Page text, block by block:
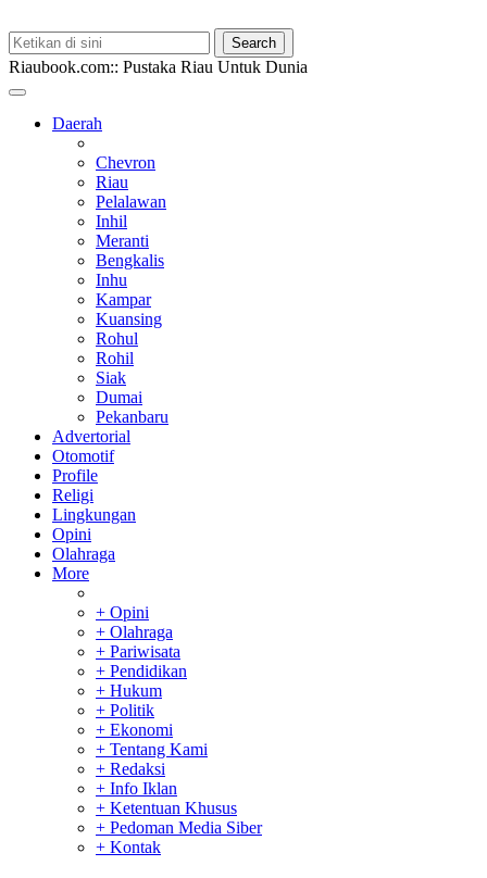
Riaubook.com:: Pustaka Riau Untuk Dunia
Daerah
Chevron
Riau
Pelalawan
Inhil
Meranti
Bengkalis
Inhu
Kampar
Kuansing
Rohul
Rohil
Siak
Dumai
Pekanbaru
Advertorial
Otomotif
Profile
Religi
Lingkungan
Opini
Olahraga
More
+ Opini
+ Olahraga
+ Pariwisata
+ Pendidikan
+ Hukum
+ Politik
+ Ekonomi
+ Tentang Kami
+ Redaksi
+ Info Iklan
+ Ketentuan Khusus
+ Pedoman Media Siber
+ Kontak